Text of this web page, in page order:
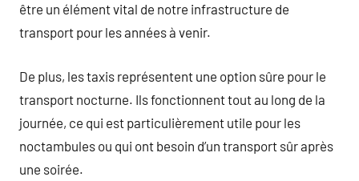
être un élément vital de notre infrastructure de
transport pour les années à venir.
De plus, les taxis représentent une option sûre pour le
transport nocturne. Ils fonctionnent tout au long de la
journée, ce qui est particulièrement utile pour les
noctambules ou qui ont besoin d’un transport sûr après
une soirée.